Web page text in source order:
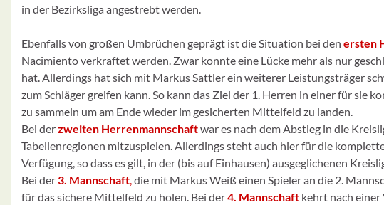
in der Bezirksliga angestrebt werden.
Ebenfalls von großen Umbrüchen geprägt ist die Situation bei den ersten
Nacimiento verkraftet werden. Zwar konnte eine Lücke mehr als nur
hat. Allerdings hat sich mit Markus Sattler ein weiterer Leistungsträger
zum Schläger greifen kann. So kann das Ziel der 1. Herren in einer für sie
zu sammeln um am Ende wieder im gesicherten Mittelfeld zu landen.
Bei derzweiten Herrenmannschaftwar es nach dem Abstieg in die
Tabellenregionen mitzuspielen. Allerdings steht auch hier für die
Verfügung, so dass es gilt, in der (bis auf Einhausen) ausgeglichenen
Bei der3. Mannschaft,die mit Markus Weiß einen Spieler an die 2.
für das sichere Mittelfeld zu holen. Bei der4. Mannschaft kehrt nach